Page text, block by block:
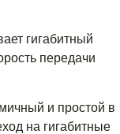
гигабитный
передачи
и простой в
на гигабитные